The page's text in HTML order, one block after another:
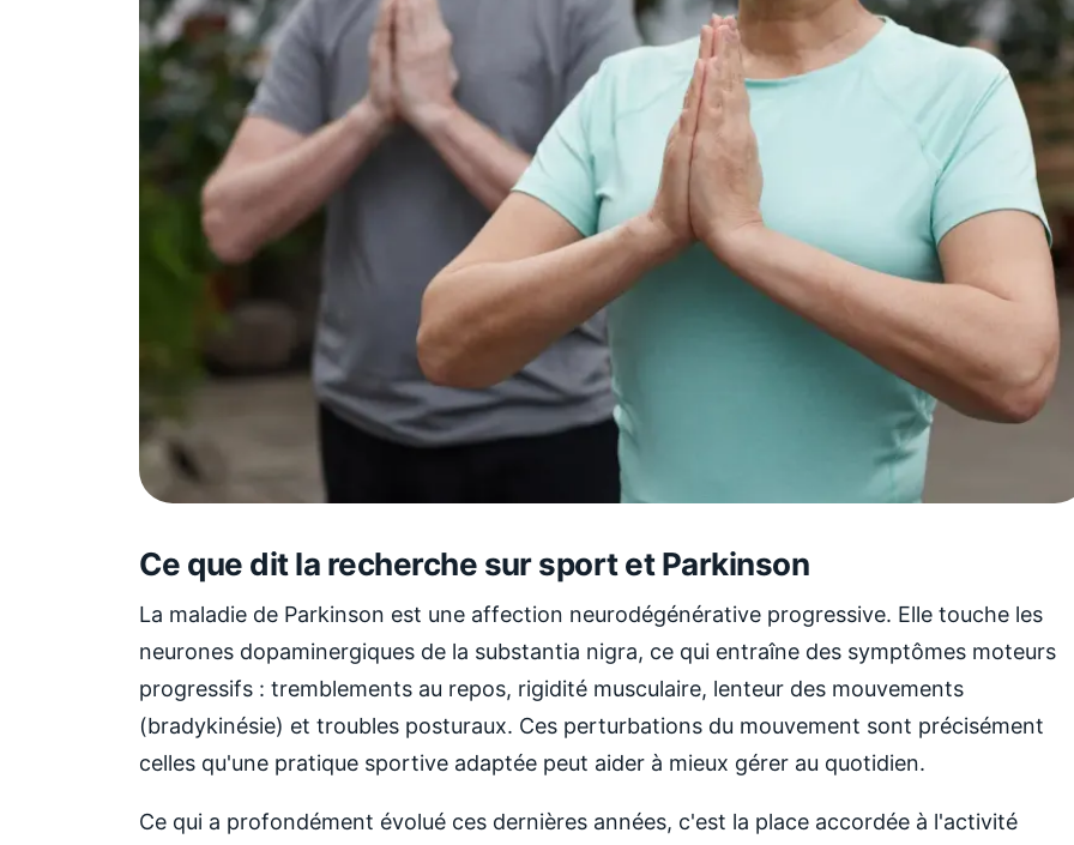
Ce que dit la recherche sur sport et Parkinson
La maladie de Parkinson est une affection neurodégénérative progressive. Elle touche les
neurones dopaminergiques de la substantia nigra, ce qui entraîne des symptômes moteurs
progressifs : tremblements au repos, rigidité musculaire, lenteur des mouvements
(bradykinésie) et troubles posturaux. Ces perturbations du mouvement sont précisément
celles qu'une pratique sportive adaptée peut aider à mieux gérer au quotidien.
Ce qui a profondément évolué ces dernières années, c'est la place accordée à l'activité